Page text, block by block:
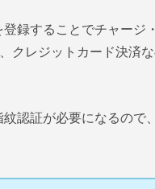
録することでチャージ
クレジットカード決済
認証が必要になるので